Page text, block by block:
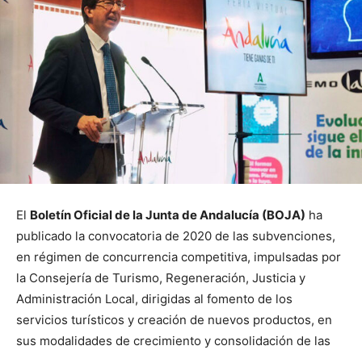
El Boletín Oficial de la Junta de Andalucía (BOJA) ha
publicado la convocatoria de 2020 de las subvenciones,
en régimen de concurrencia competitiva, impulsadas por
la Consejería de Turismo, Regeneración, Justicia y
Administración Local, dirigidas al fomento de los
servicios turísticos y creación de nuevos productos, en
sus modalidades de crecimiento y consolidación de las